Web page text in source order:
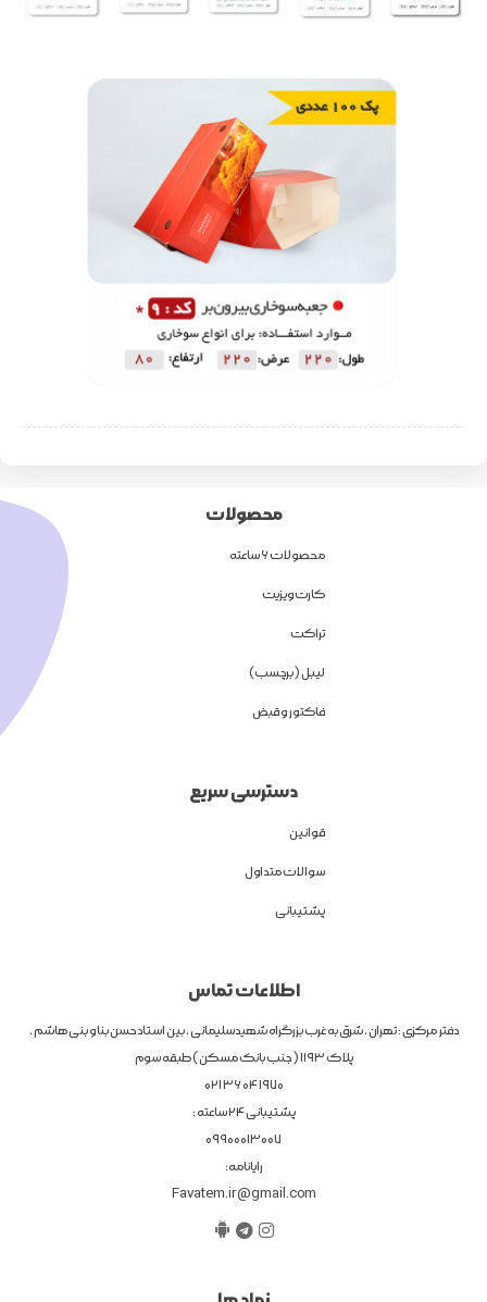
محصولات
محصولات 6 ساعته
کارت ویزیت
تراکت
لیبل (برچسب)
فاکتور و قبض
دسترسی سریع
قوانین
سوالات متداول
پشتیبانی
اطلاعات تماس
دفتر مرکزی : تهران ، شرق به غرب بزرگراه شهیدسلیمانی ، بین استاد حسن بنا و بنی هاشم ،
پلاک 1193 ( جنب بانک مسکن ) طبقه سوم
1970 04 36 021
پشتیبانی 24 ساعته :
09900013007
رایانامه:
Favatem.ir@gmail.com